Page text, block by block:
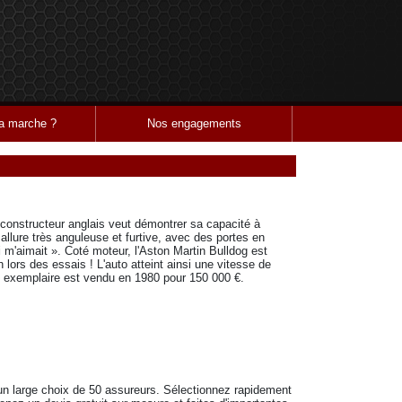
marche ? Nos engagements
anglais veut démontrer sa capacité à
très anguleuse et furtive, avec des portes en
». Coté moteur, l'Aston Martin Bulldog est
lors des essais ! L'auto atteint ainsi une vitesse de
est vendu en 1980 pour 150 000 €.
large choix de 50 assureurs. Sélectionnez rapidement